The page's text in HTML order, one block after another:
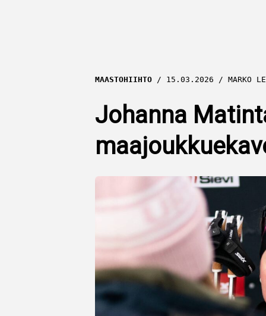
MAASTOHIIHTO 15.03.2026 MARKO
Johanna